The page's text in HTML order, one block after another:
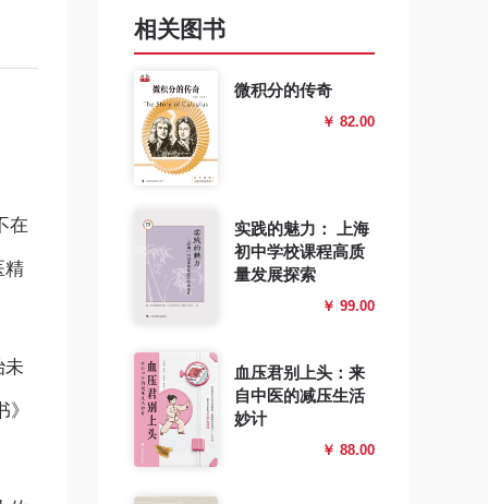
在
精
未
相关图书
微积分的传奇
￥ 82.00
实践的魅力： 上海
初中学校课程高质
量发展探索
￥ 99.00
血压君别上头：来
自中医的减压生活
妙计
￥ 88.00